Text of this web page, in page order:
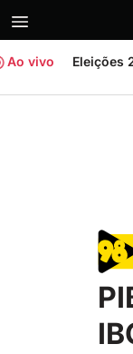
Ao vivo Eleições